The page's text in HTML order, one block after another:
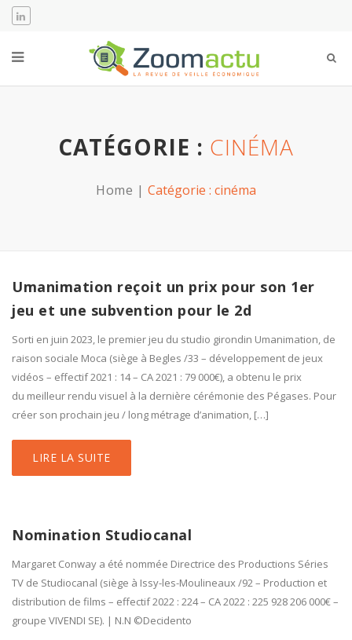
CATÉGORIE : CINÉMA
Home Catégorie : cinéma
Umanimation reçoit un prix pour son 1er
jeu et une subvention pour le 2d
Sorti en juin 2023, le premier jeu du studio girondin Umanimation, de
raison sociale Moca (siège à Begles /33 – développement de jeux
vidéos – effectif 2021 : 14 – CA 2021 : 79 000€), a obtenu le prix
du meilleur rendu visuel à la dernière cérémonie des Pégases. Pour
créer son prochain jeu / long métrage d’animation, […]
LIRE LA SUITE
Nomination Studiocanal
Margaret Conway a été nommée Directrice des Productions Séries
TV de Studiocanal (siège à Issy-les-Moulineaux /92 – Production et
distribution de films – effectif 2022 : 224 – CA 2022 : 225 928 206 000€ –
groupe VIVENDI SE). | N.N ©Decidento